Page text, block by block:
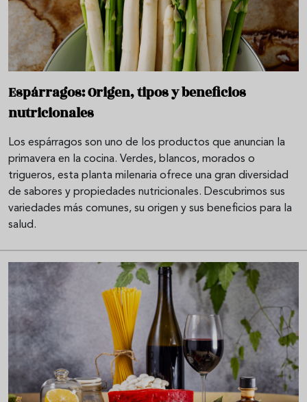
Espárragos: Origen, tipos y beneficios
nutricionales
Los espárragos son uno de los productos que anuncian la
primavera en la cocina. Verdes, blancos, morados o
trigueros, esta planta milenaria ofrece una gran diversidad
de sabores y propiedades nutricionales. Descubrimos sus
variedades más comunes, su origen y sus beneficios para la
salud.